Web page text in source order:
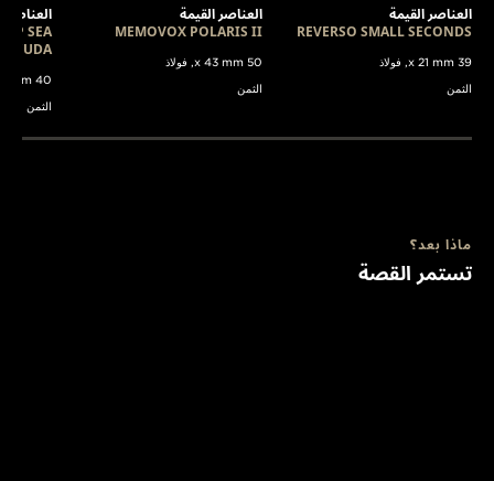
العناصر القيمة
REVERSO SMALL SECONDS
39 x 21 mm, فولاذ
الثمن
العناصر القيمة
MEMOVOX POLARIS II
50 x 43 mm, فولاذ
الثمن
العناصر
SEA
40 x 37 mm, فولاذ
الثمن
ماذا بعد؟
تستمر القصة